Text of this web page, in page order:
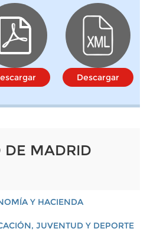
Descargar
DE MADRID
Y HACIENDA
JUVENTUD Y DEPORTE